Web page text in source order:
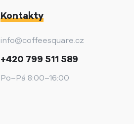
Kontakty
info@coffeesquare.cz
+420 799 511 589
Po–Pá 8:00–16:00